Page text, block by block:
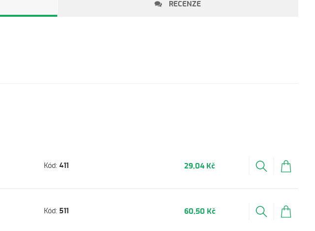
RECENZE
Kód:411 29,04 Kč
Kód:511 60,50 Kč